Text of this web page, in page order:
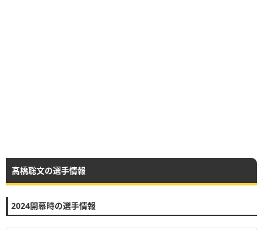
高橋聡文の選手情報
2024開幕時の選手情報